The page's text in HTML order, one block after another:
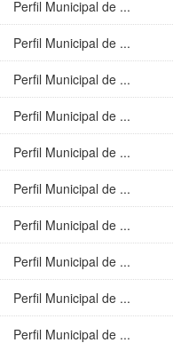
Perfil Municipal de ...
Perfil Municipal de ...
Perfil Municipal de ...
Perfil Municipal de ...
Perfil Municipal de ...
Perfil Municipal de ...
Perfil Municipal de ...
Perfil Municipal de ...
Perfil Municipal de ...
Perfil Municipal de ...